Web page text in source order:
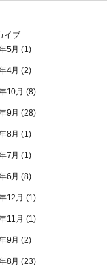
イブ
5月 (1)
4月 (2)
10月 (8)
9月 (28)
8月 (1)
7月 (1)
6月 (8)
12月 (1)
11月 (1)
9月 (2)
8月 (23)